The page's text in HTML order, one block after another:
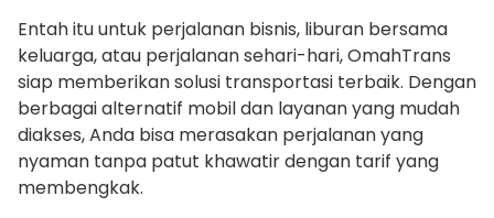
Entah itu untuk perjalanan bisnis, liburan bersama
keluarga, atau perjalanan sehari-hari, OmahTrans
siap memberikan solusi transportasi terbaik. Dengan
berbagai alternatif mobil dan layanan yang mudah
diakses, Anda bisa merasakan perjalanan yang
nyaman tanpa patut khawatir dengan tarif yang
membengkak.